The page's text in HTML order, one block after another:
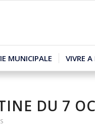
MUNICIPALE VIVRE
DU 7